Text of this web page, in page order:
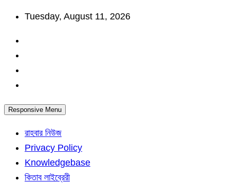
Skip
content
Tuesday, August 11, 2026
Responsive Menu
রাহবার নিউজ
Privacy Policy
Knowledgebase
কিতাব লাইব্রেরী